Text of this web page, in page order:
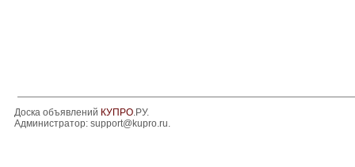
Доска объявлений КУПРО.РУ.
Администратор: support@kupro.ru.